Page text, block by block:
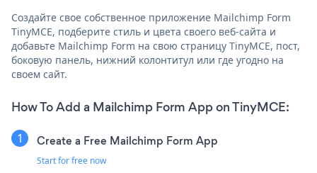
Создайте свое собственное приложение Mailchimp Form
TinyMCE, подберите стиль и цвета своего веб-сайта и
добавьте Mailchimp Form на свою страницу TinyMCE, пост,
боковую панель, нижний колонтитул или где угодно на
своем сайт.
How To Add a Mailchimp Form App on TinyMCE:
Create a Free Mailchimp Form App
Start for free now